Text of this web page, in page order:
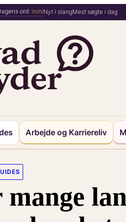
ord: ironiNyt i slangMest søgte i dag
Arbejde og Karriereliv